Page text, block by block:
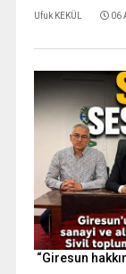
Ufuk KEKÜL 06
“Giresun